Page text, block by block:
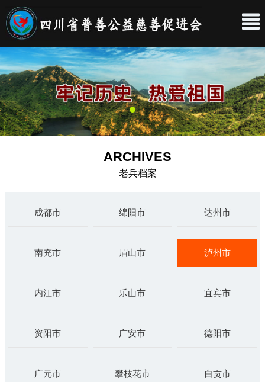
ARCHIVES
老兵档案
成都市 绵阳市 达州市
南充市 眉山市 泸州市
内江市 乐山市 宜宾市
资阳市 广安市 德阳市
广元市 攀枝花市 自贡市